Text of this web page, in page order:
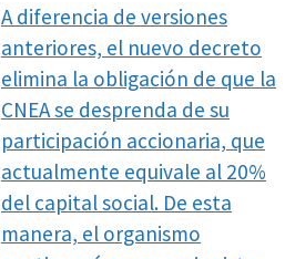
A diferencia de versiones
anteriores, el nuevo decreto
elimina la obligación de que la
CNEA se desprenda de su
participación accionaria, que
actualmente equivale al 20%
del capital social. De esta
manera, el organismo